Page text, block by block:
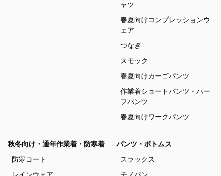
ャツ
春夏向けコンプレッションウ
ェア
つなぎ
スモック
春夏向けカーゴパンツ
作業着ショートパンツ・ハー
フパンツ
春夏向けワークパンツ
秋冬向け・通年作業着・防寒着
防寒コート
パンツ・ボトムス
スラックス